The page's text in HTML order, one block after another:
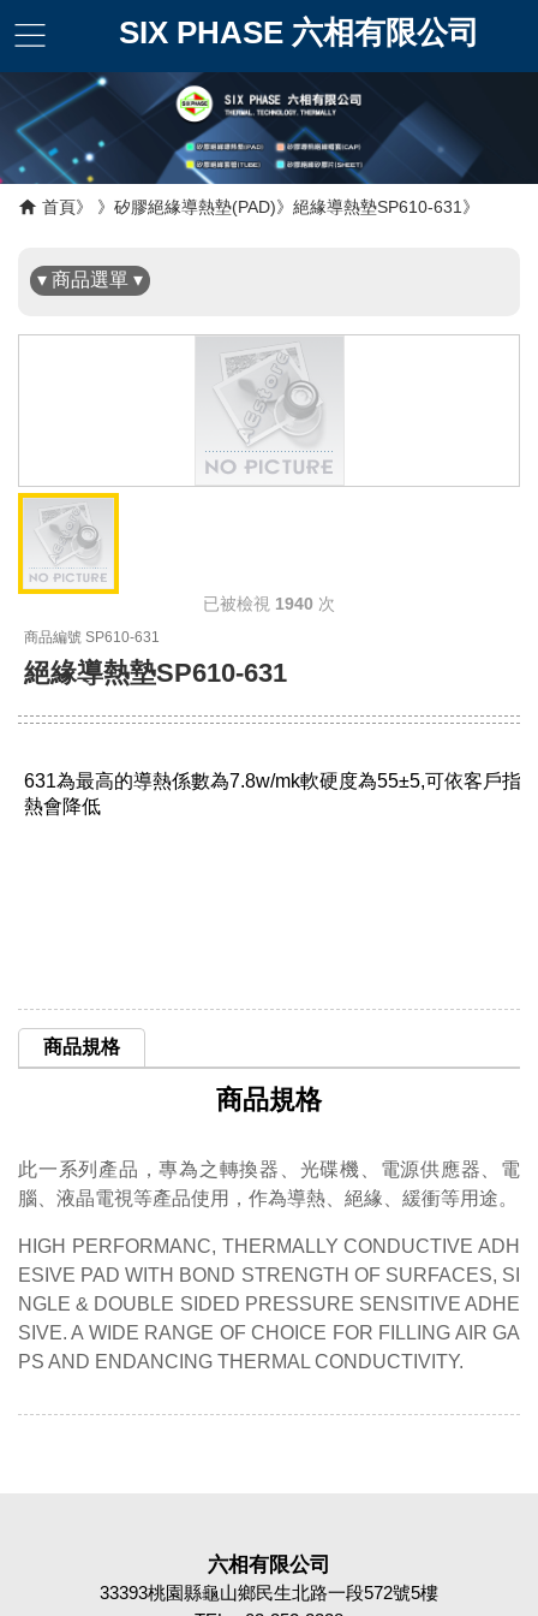
SIX PHASE 六相有限公司
首頁 矽膠絕緣導熱墊(PAD) 絕緣導熱墊SP610-631
▾ 商品選單 ▾
已被檢視 1940 次
商品編號 SP610-631
絕緣導熱墊SP610-631
631為最高的導熱係數為7.8w/mk軟硬度為55±5,可依客戶指
熱會降低
商品規格
商品規格
此一系列產品，專為之轉換器、光碟機、電源供應器、電
腦、液晶電視等產品使用，作為導熱、絕緣、緩衝等用途。
HIGH PERFORMANC, THERMALLY CONDUCTIVE ADH
ESIVE PAD WITH BOND STRENGTH OF SURFACES, SI
NGLE & DOUBLE SIDED PRESSURE SENSITIVE ADHE
SIVE. A WIDE RANGE OF CHOICE FOR FILLING AIR GA
PS AND ENDANCING THERMAL CONDUCTIVITY.
六相有限公司
33393桃園縣龜山鄉民生北路一段572號5樓